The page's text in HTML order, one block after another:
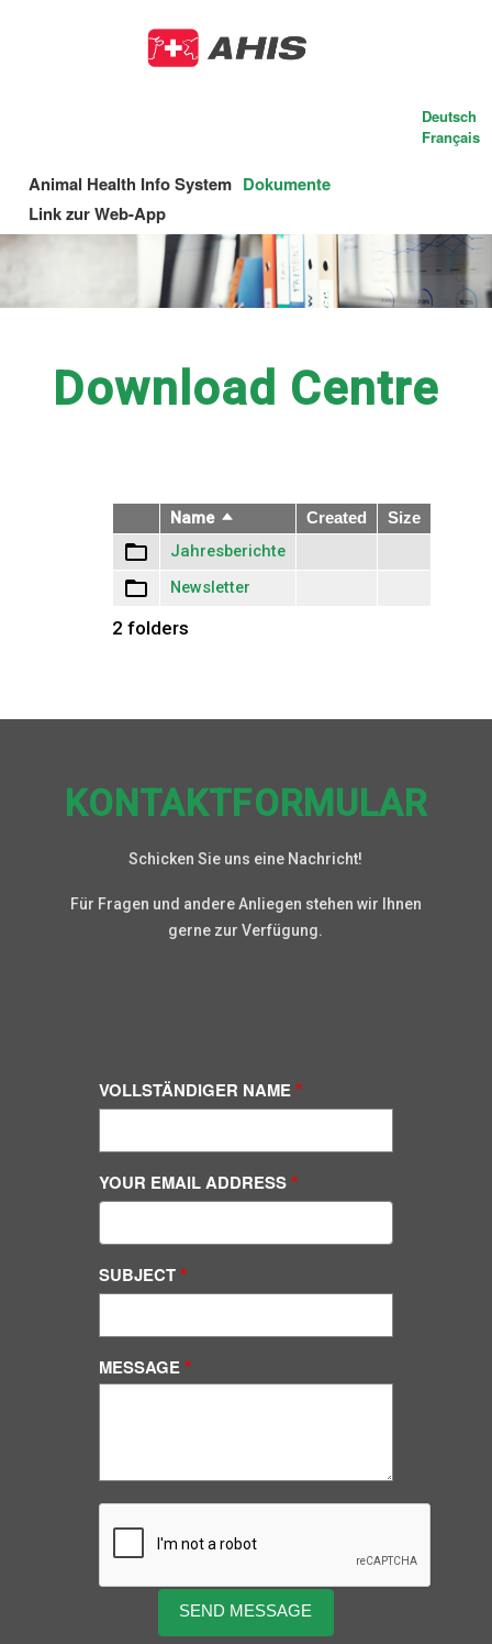
to
Deutsch
Français
Main
navigation
Animal Health Info System Dokumente
Link zur Web-App
Download Centre
Name Sort
descending
Created Size
Jahresberichte
Newsletter
2 folders
KONTAKTFORMULAR
Schicken Sie uns eine Nachricht!
Für Fragen und andere Anliegen stehen wir Ihnen
gerne zur Verfügung.
VOLLSTÄNDIGER NAME
YOUR EMAIL ADDRESS
SUBJECT
MESSAGE